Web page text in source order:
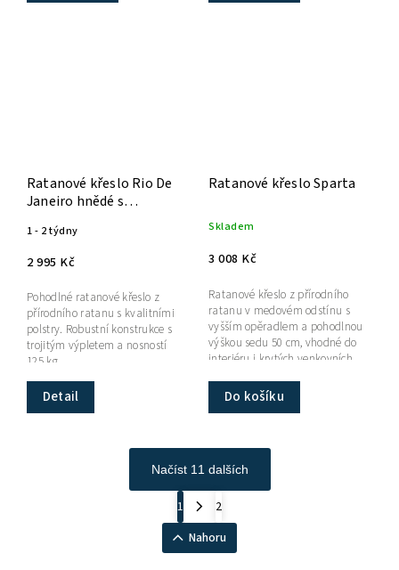
Ratanové křeslo Rio De
Janeiro hnědé s
1 - 2 týdny
2 995 Kč
Detail
Pohodlné ratanové křeslo z
přírodního ratanu s kvalitními
polstry. Robustní konstrukce s
trojitým výpletem a nosností
125 kg.
Ratanové křeslo Sparta
Skladem
3 008 Kč
Do košíku
Ratanové křeslo z přírodního
ratanu v medovém odstínu s
vyšším opěradlem a pohodlnou
výškou sedu 50 cm, vhodné do
interiéru i krytých venkovních
Načíst 11 dalších
1
2
Nahoru